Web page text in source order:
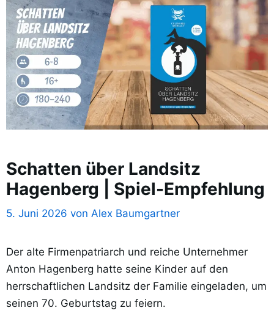
Schatten über Landsitz
Hagenberg | Spiel-Empfehlung
5. Juni 2026 von Alex Baumgartner
Der alte Firmenpatriarch und reiche Unternehmer
Anton Hagenberg hatte seine Kinder auf den
herrschaftlichen Landsitz der Familie eingeladen, um
seinen 70. Geburtstag zu feiern.